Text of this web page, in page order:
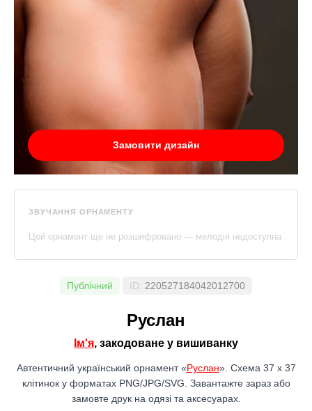
Замовити дизайн
ЗВУЧАННЯ ОРНАМЕНТУ
Цей орнамент ще не розшифровано — мелодія недоступна
Публічний ID: 220527184042012700
Руслан
Ім'я, закодоване у вишиванку
Автентичний український орнамент «Руслан». Схема 37 x 37
клітинок у форматах PNG/JPG/SVG. Завантажте зараз або
замовте друк на одязі та аксесуарах.